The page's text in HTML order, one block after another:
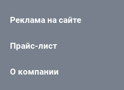
Реклама на сайте
Прайс-лист
О компании